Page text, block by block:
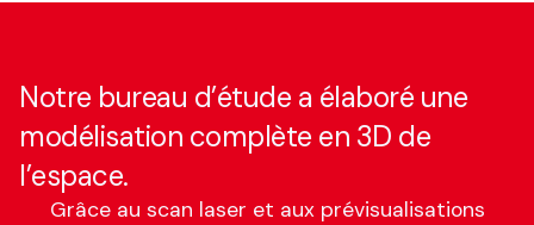
Notre bureau d’étude a élaboré une
modélisation complète en 3D de
l’espace.
Grâce au scan laser et aux prévisualisations